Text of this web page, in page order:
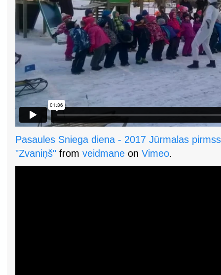
Pasaules Sniega diena - 2017 Jūrmalas
"Zvaniņš" from veidmane on Vimeo.